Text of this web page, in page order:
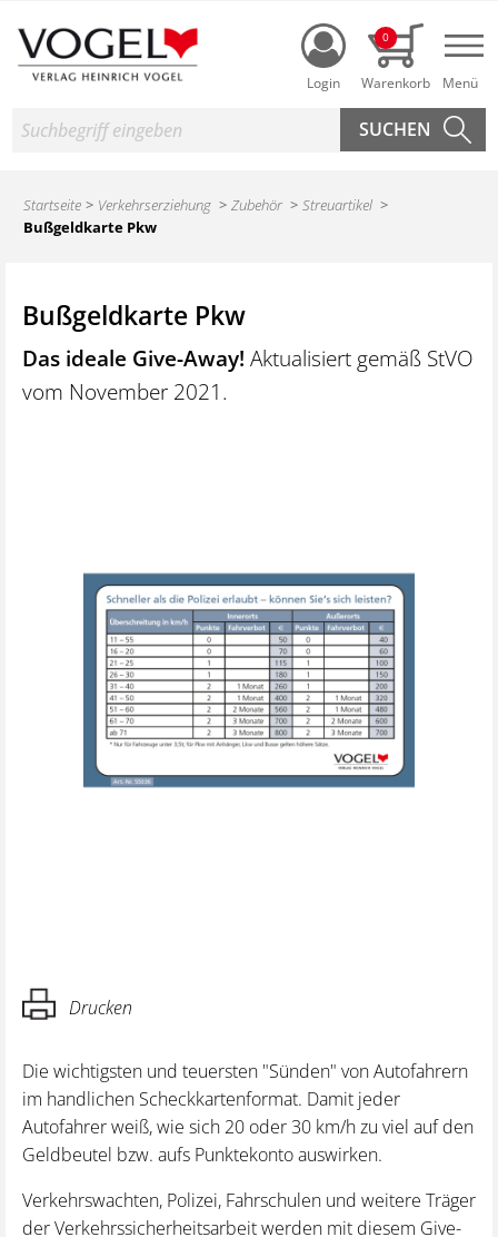
Login
0
Suche
Startseite Verkehrserziehung Zubehör
Streuartikel
Bußgeldkarte Pkw
Bußgeldkarte Pkw
Das ideale Give-Away! Aktualisiert gemäß StVO
vom November 2021.
Drucken
Die wichtigsten und teuersten "Sünden" von Autofahrern
im handlichen Scheckkartenformat. Damit jeder
Autofahrer weiß, wie sich 20 oder 30 km/h zu viel auf den
Geldbeutel bzw. aufs Punktekonto auswirken.
Verkehrswachten, Polizei, Fahrschulen und weitere Träger
der Verkehrssicherheitsarbeit werden mit diesem Give-